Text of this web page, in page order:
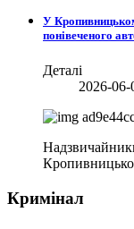
У
понівеченого
Деталі
2026-06-
Кримінал